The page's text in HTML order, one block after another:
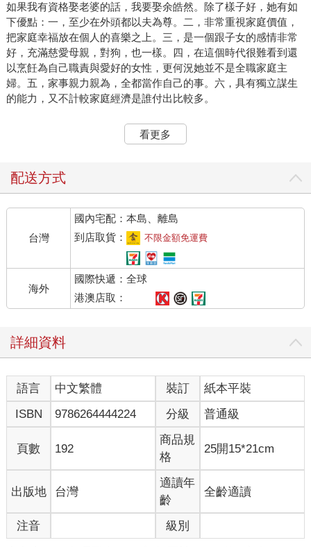
如果我有資格娶老婆的話，我要娶余皓然。除了樣子好，她有如
下優點：一，至少在外頭都以夫為尊。二，非常重視家庭價值，
把家庭幸福放在個人的喜樂之上。三，是一個跟子女的感情非常
好，充滿慈愛母親，對狗，也一樣。四，在這個時代很難看到還
以烹飪為自己職責與愛好的女性，更何況她並不是全職家庭主
婦。五，家事親力親為，全都當作自己的事。六，具有獨立謀生
的能力，又不計較家庭經濟是誰付出比較多。
以上都是客觀的觀察，所以，她是我認為娶到會最幸福的老婆的
前三名（我不好意思說是第一名，這樣會為她樹敵）。
主持人、節目製作人/梁赫群
舞台上的皓然姐，是大家記憶中的偶像派玉女歌手，他的出道作
品《是誰變了》深植人心、膾炙人口，可惜的是唱片作品不多，
因為沒想到最先變的是她，變成在家相夫教子，結婚30年相知相
惜，堪稱是圈內的模範夫妻，老公越過越開心，越來越接近大自
然，一子一女才華橫溢、出類拔萃，尤其是漂亮女兒克紹箕裘，
也成為了創作歌手。
皓然姐自己也沒有停下腳步，身材外型保養得宜，數十年如一
飪等等，從溫柔婉約到八面玲瓏，確實值得我們後輩學習。
又聽聞浩然姐有新作品要推出，這大好消息我們也引頸期盼多
年，在此預祝順利成功，再創事業高峰！
看更多
配送方式
台灣
國內宅配：本島、離島
到店取貨：
不限金額免運費
海外
國際快遞：全球
港澳店取：
詳細資料
語言 中文繁體 裝訂
紙本平裝
ISBN
9786264444224 分級 普通級
頁數 192
商品規
格
25開15*21cm
出版地 台灣
適讀年
齡
全齡適讀
注音 級別